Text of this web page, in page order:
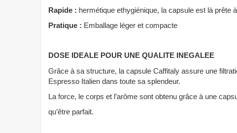
Rapide : hermétique ethygiénique, la capsule est là prête à
Pratique : Emballage léger et compacte
DOSE IDEALE POUR UNE QUALITE INEGALEE
Grâce à sa structure, la capsule Caffitaly assure une
Espresso Italien dans toute sa splendeur.
La force, le corps et l’arôme sont obtenu grâce à une
qu’être parfait.